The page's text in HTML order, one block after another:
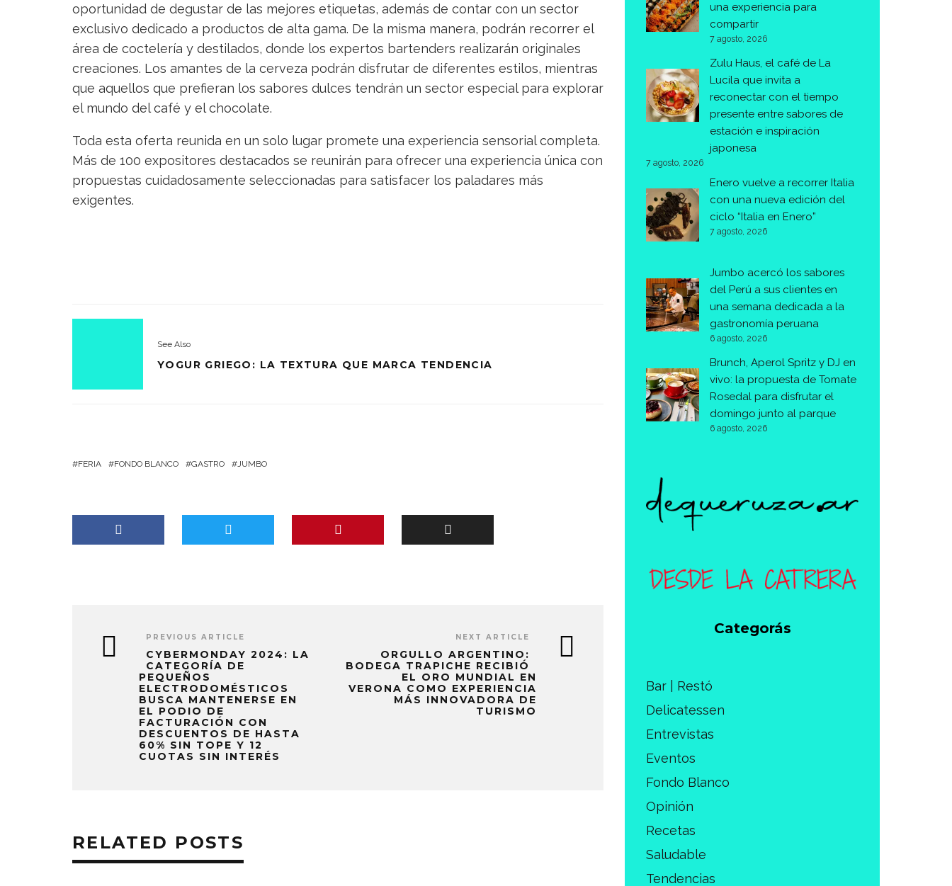
oportunidad de degustar de las mejores etiquetas, además de contar con un sector
exclusivo dedicado a productos de alta gama. De la misma manera, podrán recorrer el
área de coctelería y destilados, donde los expertos bartenders realizarán originales
creaciones. Los amantes de la cerveza podrán disfrutar de diferentes estilos, mientras
que aquellos que prefieran los sabores dulces tendrán un sector especial para explorar
el mundo del café y el chocolate.
Toda esta oferta reunida en un solo lugar promete una experiencia sensorial completa.
Más de 100 expositores destacados se reunirán para ofrecer una experiencia única con
propuestas cuidadosamente seleccionadas para satisfacer los paladares más
exigentes.
See Also
YOGUR GRIEGO: LA TEXTURA QUE MARCA TENDENCIA
FERIA FONDO BLANCO GASTRO JUMBO
PREVIOUS ARTICLE
CYBERMONDAY 2024: LA
CATEGORÍA DE
PEQUEÑOS
ELECTRODOMÉSTICOS
BUSCA MANTENERSE EN
EL PODIO DE
FACTURACIÓN CON
DESCUENTOS DE HASTA
60% SIN TOPE Y 12
CUOTAS SIN INTERÉS
NEXT ARTICLE
ORGULLO ARGENTINO:
BODEGA TRAPICHE RECIBIÓ
EL ORO MUNDIAL EN
VERONA COMO EXPERIENCIA
MÁS INNOVADORA DE
TURISMO
RELATED POSTS
una experiencia para
compartir
7 agosto, 2026
Zulu Haus, el café de La
Lucila que invita a
reconectar con el tiempo
presente entre sabores de
estación e inspiración
japonesa
7 agosto, 2026
Enero vuelve a recorrer Italia
con una nueva edición del
ciclo “Italia en Enero”
7 agosto, 2026
Jumbo acercó los sabores
del Perú a sus clientes en
una semana dedicada a la
gastronomía peruana
6 agosto, 2026
Brunch, Aperol Spritz y DJ en
vivo: la propuesta de Tomate
Rosedal para disfrutar el
domingo junto al parque
6 agosto, 2026
Categorás
Bar | Restó
Delicatessen
Entrevistas
Eventos
Fondo Blanco
Opinión
Recetas
Saludable
Tendencias